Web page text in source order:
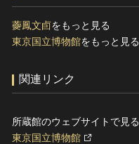
虁鳳文卣をもっと見る
東京国立博物館をもっと見る
関連リンク
所蔵館のウェブサイトで見る
東京国立博物館